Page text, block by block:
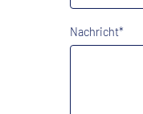
Nachricht*